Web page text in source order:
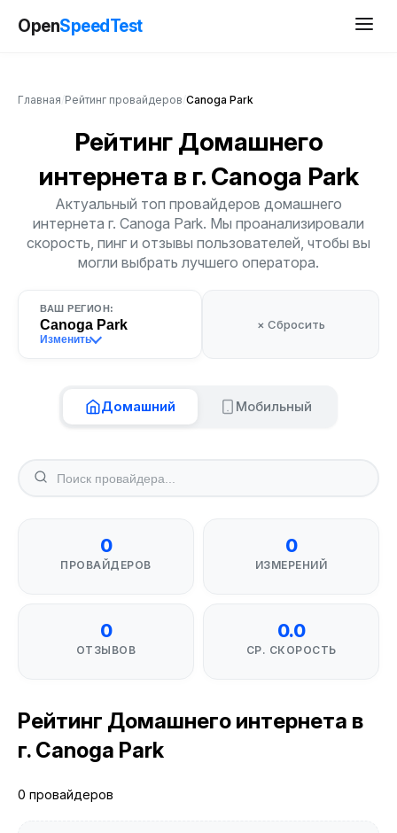
OpenSpeedTest
Главная Рейтинг провайдеров Canoga Park
Рейтинг Домашнего
интернета в г. Canoga Park
Актуальный топ провайдеров домашнего
интернета г. Canoga Park. Мы проанализировали
скорость, пинг и отзывы пользователей, чтобы вы
могли выбрать лучшего оператора.
ВАШ РЕГИОН:
Canoga Park
Изменить
× Сбросить
Домашний Мобильный
0
ПРОВАЙДЕРОВ
0
ИЗМЕРЕНИЙ
0
ОТЗЫВОВ
0.0
СР. СКОРОСТЬ
Рейтинг Домашнего интернета в
г. Canoga Park
0 провайдеров